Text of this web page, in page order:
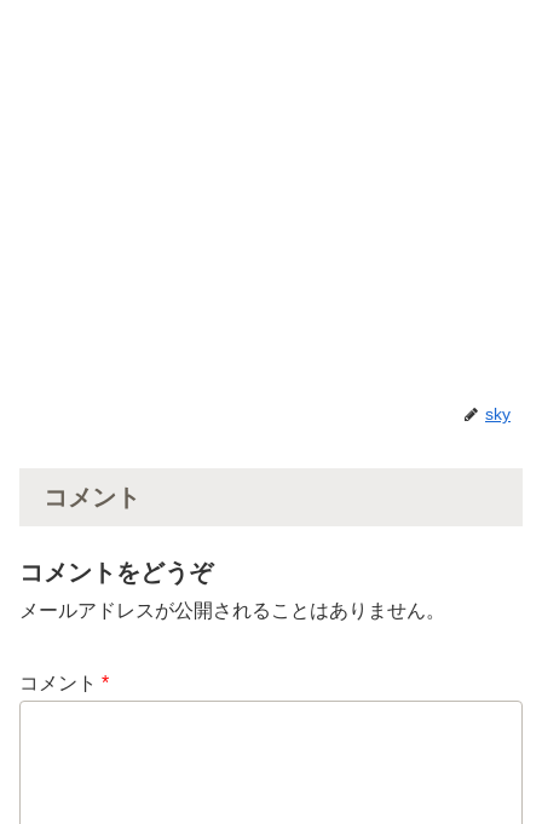
sky
コメント
コメントをどうぞ
メールアドレスが公開されることはありません。
コメント *